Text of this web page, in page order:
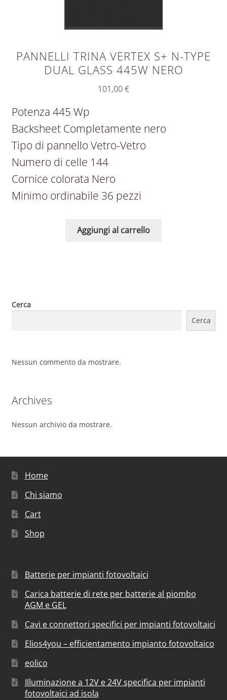
PANNELLI TRINA VERTEX S+ N-TYPE
DUAL GLASS 445W NERO
101,00€
Potenza 445 Wp
Backsheet Completamente nero
Tipo di pannello Vetro-Vetro
Numero di celle 144
Cornice colorata Nero
Minimo ordinabile 36 pezzi
Aggiungi al carrello
Cerca
Cerca
Nessun commento da mostrare.
Archives
Nessun archivio da mostrare.
Home
Chi siamo
Cart
Shop
Batterie per impianti fotovoltaici
Carica batterie di rete per batterie al piombo
AGM e GEL
Cavi e connettori specifici per impianti fotovoltaici
Elios4you – efficientamento impianto fotovoltaico
eolico
Illuminazione a 12V e 24V specifica per impianti
fotovoltaici ad isola